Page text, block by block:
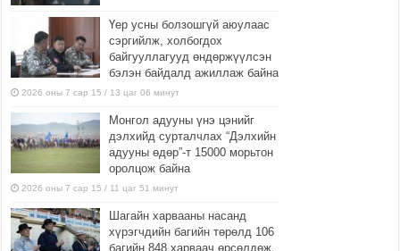
Үер усны болзошгүй аюулаас
сэргийлж, холбогдох
байгууллагууд өндөржүүлсэн
бэлэн байдалд ажиллаж байна
2026 оны 7 сар 15 / 13 цаг 06 минут
Монгол адууны үнэ цэнийг
дэлхийд сурталчлах “Дэлхийн
адууны өдөр”-т 15000 морьтон
оролцож байна
2026 оны 7 сар 15 / 11 цаг 51 минут
Шагайн харвааны насанд
хүрэгчдийн багийн төрөлд 106
багийн 848 харваач өрсөлдөж,